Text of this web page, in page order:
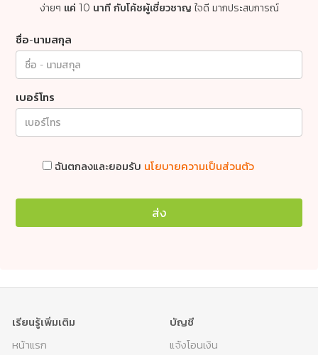
ง่ายๆ แค่ 10 นาที กับโค้ชผู้เชี่ยวชาญ ใจดี มากประสบการณ์
ชื่อ-นามสกุล
เบอร์โทร
ฉันตกลงและยอมรับ นโยบายความเป็นส่วนตัว
ส่ง
เรียนรู้เพิ่มเติม
หน้าแรก
บัญชี
แจ้งโอนเงิน